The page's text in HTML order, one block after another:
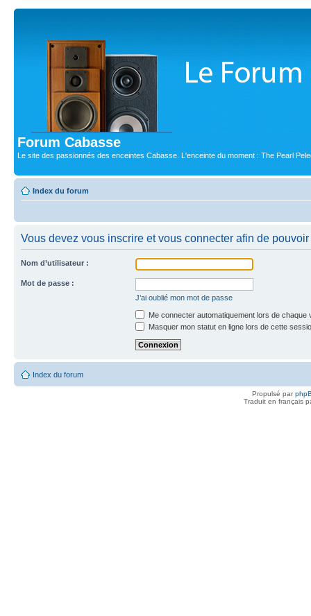
Forum Cabasse
Le site des passionnés des enceintes Cabasse. L'enceinte du moment : The Pearl
Index du forum
Vous devez vous inscrire et vous connecter afin de
Nom d’utilisateur :
Mot de passe :
J’ai oublié mon mot de passe
Me connecter automatiquement lors de chaque
Masquer mon statut en ligne lors de cette
Index du forum
Propulsé par
Traduit en français